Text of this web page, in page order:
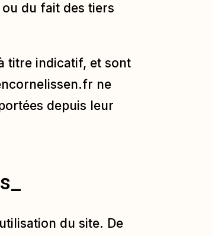
du fait des tiers
titre indicatif, et sont
ne
depuis leur
du site. De